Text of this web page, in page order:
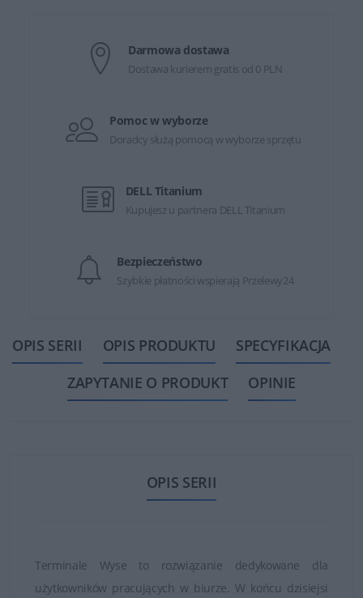
Darmowa dostawa
Dostawa kurierem gratis od 0 PLN
Pomoc w wyborze
Doradcy służą pomocą w wyborze sprzętu
DELL Titanium
Kupujesz u partnera DELL Titanium
Bezpieczeństwo
Szybkie płatności wspierają Przelewy24
OPIS SERII OPIS PRODUKTU
SPECYFIKACJA
ZAPYTANIE O PRODUKT
OPINIE
OPIS SERII
Terminale Wyse to rozwiązanie dedykowane dla
użytkowników pracujących w biurze. W końcu dzisiejsi